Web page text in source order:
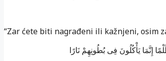
“Zar ćete biti nagrađeni ili kažnjeni, osim
إِنَّمَا يَأْكُلُونَ فِى بُطُونِهِمْ نَارًا